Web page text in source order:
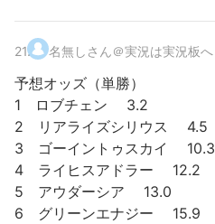
21. 名無しさん＠実況は実況板へ
予想オッズ（単勝）
1 ロブチェン 3.2
2 リアライズシリウス 4.5
3 ゴーイントゥスカイ 10.3
4 ライヒスアドラー 12.2
5 アウダーシア 13.0
6 グリーンエナジー 15.9